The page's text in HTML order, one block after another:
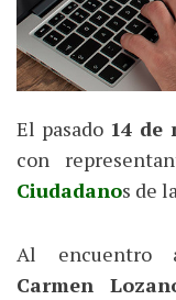
El pasado14 de
con
Ciudadanos de la
Al encuentro
Carmen